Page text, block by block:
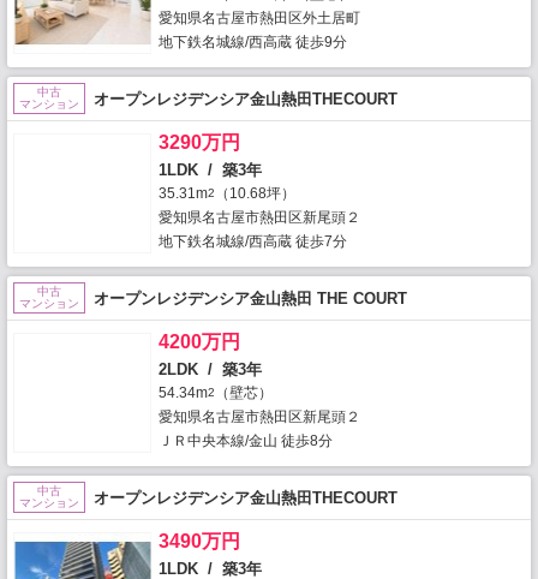
愛知県名古屋市熱田区外土居町
地下鉄名城線/西高蔵 徒歩9分
中古
マンション
オープンレジデンシア金山熱田THECOURT
3290万円
1LDK / 築3年
35.31m2
（10.68坪）
愛知県名古屋市熱田区新尾頭２
地下鉄名城線/西高蔵 徒歩7分
中古
マンション
オープンレジデンシア金山熱田 THE COURT
4200万円
2LDK / 築3年
54.34m2
（壁芯）
愛知県名古屋市熱田区新尾頭２
ＪＲ中央本線/金山 徒歩8分
中古
マンション
オープンレジデンシア金山熱田THECOURT
3490万円
1LDK / 築3年